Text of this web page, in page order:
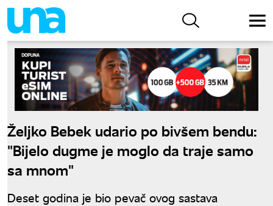
Željko Bebek udario po bivšem bendu:
"Bijelo dugme je moglo da traje samo
sa mnom"
Deset godina je bio pevač ovog sastava